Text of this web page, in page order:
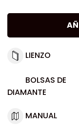
LIENZO
BOLSAS DE
DIAMANTE
MANUAL